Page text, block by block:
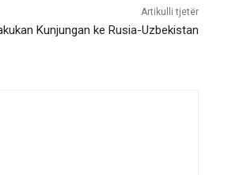
Artikulli tjetër
Kunjungan ke Rusia-Uzbekistan